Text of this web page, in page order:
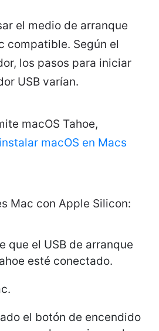
el medio de arranque
compatible. Según el
los pasos para iniciar
USB varían.
macOS Tahoe,
macOS en Macs
Mac con Apple Silicon:
que el USB de arranque
esté conectado.
el botón de encendido